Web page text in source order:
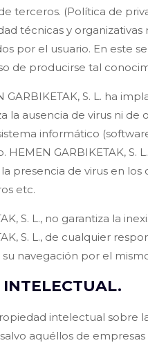
terceros. (Política de
técnicas y
por el usuario. En este
de producirse tal
GARBIKETAK, S. L. ha
la ausencia de virus ni
informático
HEMEN GARBIKETAK,
presencia de virus en
etc.
S. L., no garantiza la
S. L., de cualquier
navegación por el
intelectual sobre
salvo aquéllos de